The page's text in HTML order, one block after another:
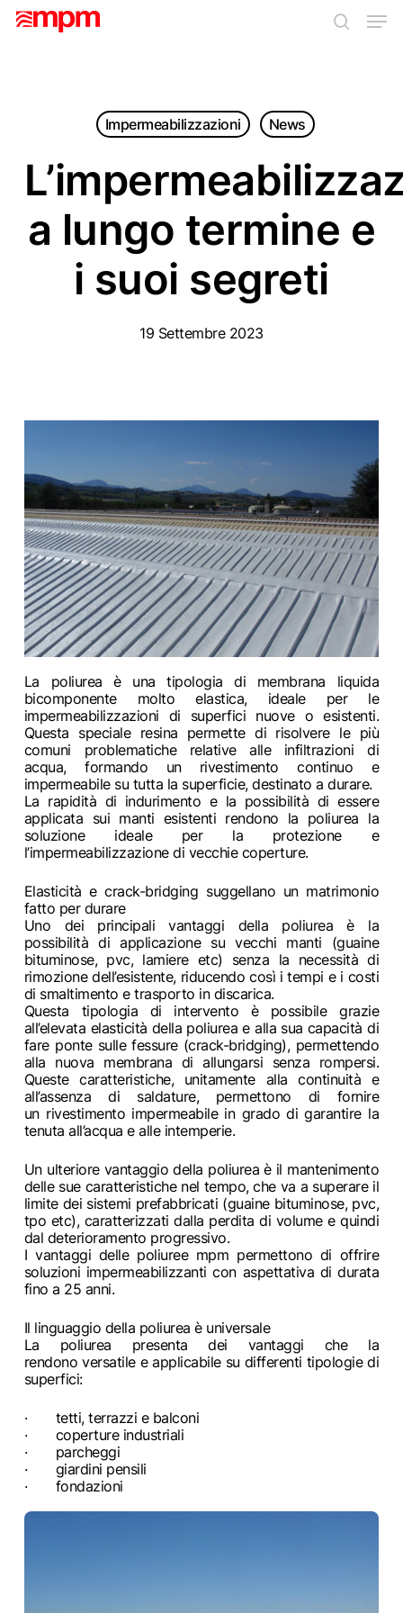
Skip
Impermeabilizzazioni News
a lungo termine e
i suoi segreti
19 Settembre 2023
La poliurea è una tipologia di membrana liquida
bicomponente molto elastica, ideale per le
impermeabilizzazioni di superfici nuove o esistenti.
Questa speciale resina permette di risolvere le più
comuni problematiche relative alle infiltrazioni di
acqua, formando un rivestimento continuo e
impermeabile su tutta la superficie, destinato a durare.
La rapidità di indurimento e la possibilità di essere
applicata sui manti esistenti rendono la poliurea la
soluzione ideale per la protezione e
l’impermeabilizzazione di vecchie coperture.
Elasticità e crack-bridging suggellano un matrimonio
fatto per durare
Uno dei principali vantaggi della poliurea è la
possibilità di applicazione su vecchi manti (guaine
bituminose, pvc, lamiere etc) senza la necessità di
rimozione dell’esistente, riducendo così i tempi e i costi
di smaltimento e trasporto in discarica.
Questa tipologia di intervento è possibile grazie
all’elevata elasticità della poliurea e alla sua capacità di
fare ponte sulle fessure (crack-bridging), permettendo
alla nuova membrana di allungarsi senza rompersi.
Queste caratteristiche, unitamente alla continuità e
all’assenza di saldature, permettono di fornire
un rivestimento impermeabile in grado di garantire la
tenuta all’acqua e alle intemperie.
Un ulteriore vantaggio della poliurea è il mantenimento
delle sue caratteristiche nel tempo, che va a superare il
limite dei sistemi prefabbricati (guaine bituminose, pvc,
tpo etc), caratterizzati dalla perdita di volume e quindi
dal deterioramento progressivo.
I vantaggi delle poliuree mpm permettono di offrire
soluzioni impermeabilizzanti con aspettativa di durata
fino a 25 anni.
Il linguaggio della poliurea è universale
La poliurea presenta dei vantaggi che la
rendono versatile e applicabile su differenti tipologie di
superfici:
· tetti, terrazzi e balconi
· coperture industriali
· parcheggi
· giardini pensili
· fondazioni